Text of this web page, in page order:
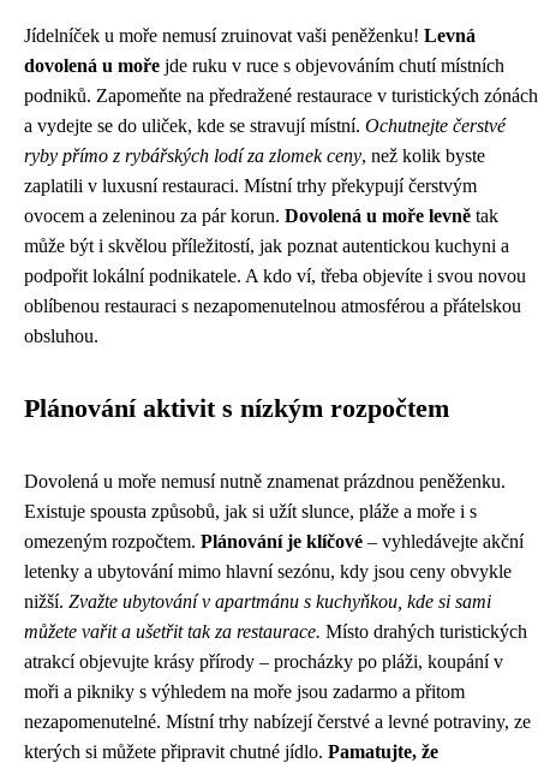
Jídelníček u moře nemusí zruinovat vaši peněženku! Levná
dovolená u moře jde ruku v ruce s objevováním chutí místních
podniků. Zapomeňte na předražené restaurace v turistických zónách
a vydejte se do uliček, kde se stravují místní. Ochutnejte čerstvé
ryby přímo z rybářských lodí za zlomek ceny, než kolik byste
zaplatili v luxusní restauraci. Místní trhy překypují čerstvým
ovocem a zeleninou za pár korun. Dovolená u moře levně tak
může být i skvělou příležitostí, jak poznat autentickou kuchyni a
podpořit lokální podnikatele. A kdo ví, třeba objevíte i svou novou
oblíbenou restauraci s nezapomenutelnou atmosférou a přátelskou
obsluhou.
Plánování aktivit s nízkým rozpočtem
Dovolená u moře nemusí nutně znamenat prázdnou peněženku.
Existuje spousta způsobů, jak si užít slunce, pláže a moře i s
omezeným rozpočtem. Plánování je klíčové – vyhledávejte akční
letenky a ubytování mimo hlavní sezónu, kdy jsou ceny obvykle
nižší. Zvažte ubytování v apartmánu s kuchyňkou, kde si sami
můžete vařit a ušetřit tak za restaurace. Místo drahých turistických
atrakcí objevujte krásy přírody – procházky po pláži, koupání v
moři a pikniky s výhledem na moře jsou zadarmo a přitom
nezapomenutelné. Místní trhy nabízejí čerstvé a levné potraviny, ze
kterých si můžete připravit chutné jídlo. Pamatujte, že